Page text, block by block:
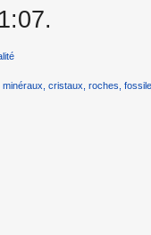
cristaux, roches,